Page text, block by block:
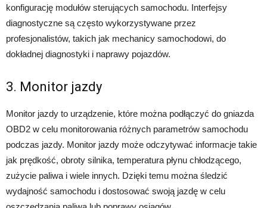
konfigurację modułów sterujących samochodu. Interfejsy
diagnostyczne są często wykorzystywane przez
profesjonalistów, takich jak mechanicy samochodowi, do
dokładnej diagnostyki i naprawy pojazdów.
3. Monitor jazdy
Monitor jazdy to urządzenie, które można podłączyć do gniazda
OBD2 w celu monitorowania różnych parametrów samochodu
podczas jazdy. Monitor jazdy może odczytywać informacje takie
jak prędkość, obroty silnika, temperatura płynu chłodzącego,
zużycie paliwa i wiele innych. Dzięki temu można śledzić
wydajność samochodu i dostosować swoją jazdę w celu